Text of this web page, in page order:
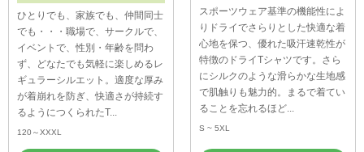
ひとりでも、家族でも、仲間同士
でも・・・職場で、サークルで、
イベントで、性別・年齢を問わ
ず、どなたでも気軽に楽しめるレ
ギュラーシルエット。適度な厚み
が着崩れを防ぎ、快適さが持続す
るようにつくられたT...
120～XXXL
スポーツウェア基準の機能性によ
りドライでさらりとした快適な着
心地を保つ、優れた吸汗速乾性が
特徴のドライTシャツです。さら
にシルクのような滑らかな生地感
で肌触りも魅力的。まるで着てい
ることを忘れるほど...
S ~ 5XL